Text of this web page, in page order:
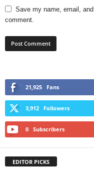
Save my name, email,
comment.
21,925 Fans
3,912 Followers
0 Subscribers
EDITOR PICKS